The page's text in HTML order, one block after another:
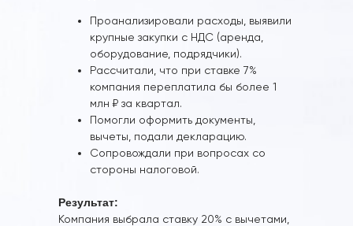
Проанализировали расходы, выявили
крупные закупки с НДС (аренда,
оборудование, подрядчики).
Рассчитали, что при ставке 7%
компания переплатила бы более 1
млн ₽ за квартал.
Помогли оформить документы,
вычеты, подали декларацию.
Сопровождали при вопросах со
стороны налоговой.
Результат:
Компания выбрала ставку 20% с вычетами,